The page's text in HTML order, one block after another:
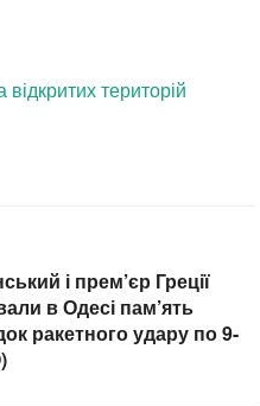
територій
і прем’єр Греції
в Одесі пам’ять
ракетного удару по 9-